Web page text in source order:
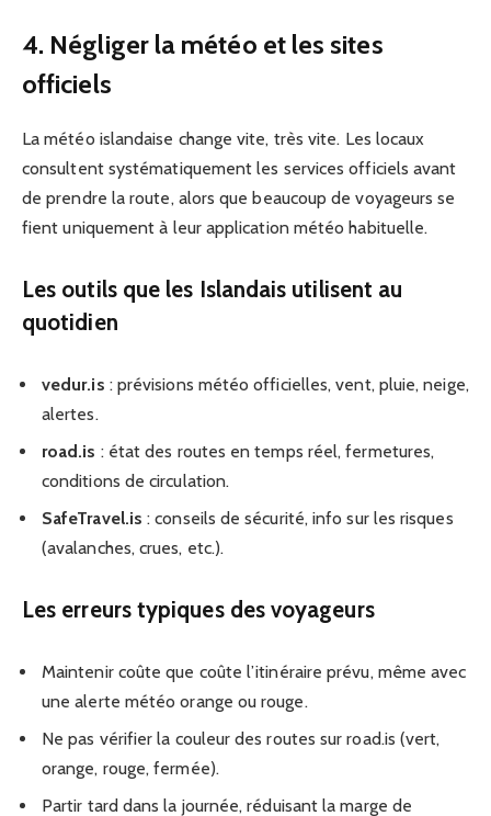
4. Négliger la météo et les sites
officiels
La météo islandaise change vite, très vite. Les locaux
consultent systématiquement les services officiels avant
de prendre la route, alors que beaucoup de voyageurs se
fient uniquement à leur application météo habituelle.
Les outils que les Islandais utilisent au
quotidien
vedur.is : prévisions météo officielles, vent, pluie, neige,
alertes.
road.is : état des routes en temps réel, fermetures,
conditions de circulation.
SafeTravel.is : conseils de sécurité, info sur les risques
(avalanches, crues, etc.).
Les erreurs typiques des voyageurs
Maintenir coûte que coûte l’itinéraire prévu, même avec
une alerte météo orange ou rouge.
Ne pas vérifier la couleur des routes sur road.is (vert,
orange, rouge, fermée).
Partir tard dans la journée, réduisant la marge de